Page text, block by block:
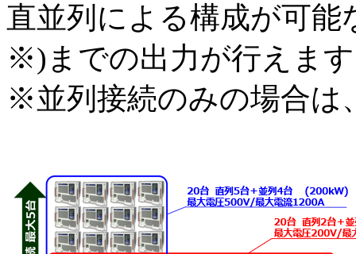
直並列による構成が可能
※)までの出力が行えま
※並列接続のみの場合は